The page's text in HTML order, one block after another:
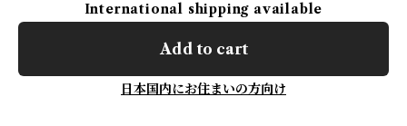
International shipping available
Add to cart
日本国内にお住まいの方向け